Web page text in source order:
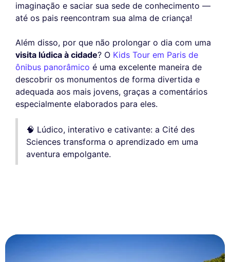
imaginação e saciar sua sede de conhecimento —
até os pais reencontram sua alma de criança!
Além disso, por que não prolongar o dia com uma
visita lúdica à cidade? O Kids Tour em Paris de
ônibus panorâmico é uma excelente maneira de
descobrir os monumentos de forma divertida e
adequada aos mais jovens, graças a comentários
especialmente elaborados para eles.
🧠 Lúdico, interativo e cativante: a Cité des
Sciences transforma o aprendizado em uma
aventura empolgante.